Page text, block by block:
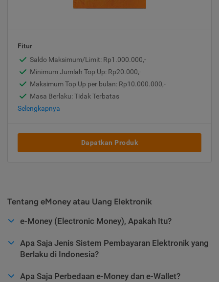
Fitur
Saldo Maksimum/Limit: Rp1.000.000,-
Minimum Jumlah Top Up: Rp20.000,-
Maksimum Top Up per bulan: Rp10.000.000,-
Masa Berlaku: Tidak Terbatas
Selengkapnya
Dapatkan Produk
Tentang eMoney atau Uang Elektronik
e-Money (Electronic Money), Apakah Itu?
Apa Saja Jenis Sistem Pembayaran Elektronik yang
Berlaku di Indonesia?
Apa Saja Perbedaan e-Money dan e-Wallet?